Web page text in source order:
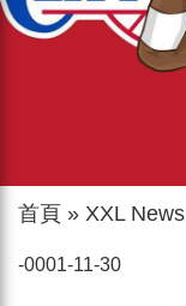
首頁 » XXL News
-0001-11-30